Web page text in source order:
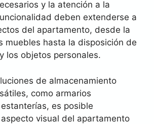
y la atención a la
deben extenderse a
del apartamento, desde la
muebles hasta la disposición de
los objetos personales.
de almacenamiento
como armarios
es posible
visual del apartamento